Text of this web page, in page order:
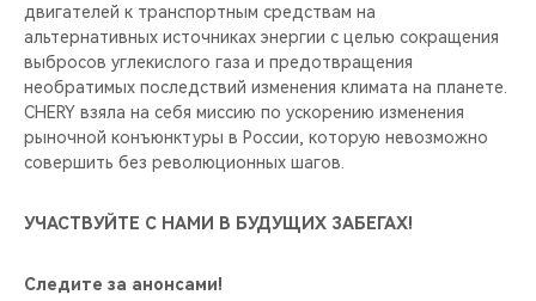
двигателей к транспортным средствам на
альтернативных источниках энергии с целью сокращения
выбросов углекислого газа и предотвращения
необратимых последствий изменения климата на планете.
CHERY взяла на себя миссию по ускорению изменения
рыночной конъюнктуры в России, которую невозможно
совершить без революционных шагов.
УЧАСТВУЙТЕ С НАМИ В БУДУЩИХ ЗАБЕГАХ!
Следите за анонсами!